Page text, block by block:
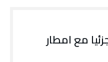
مع امطار